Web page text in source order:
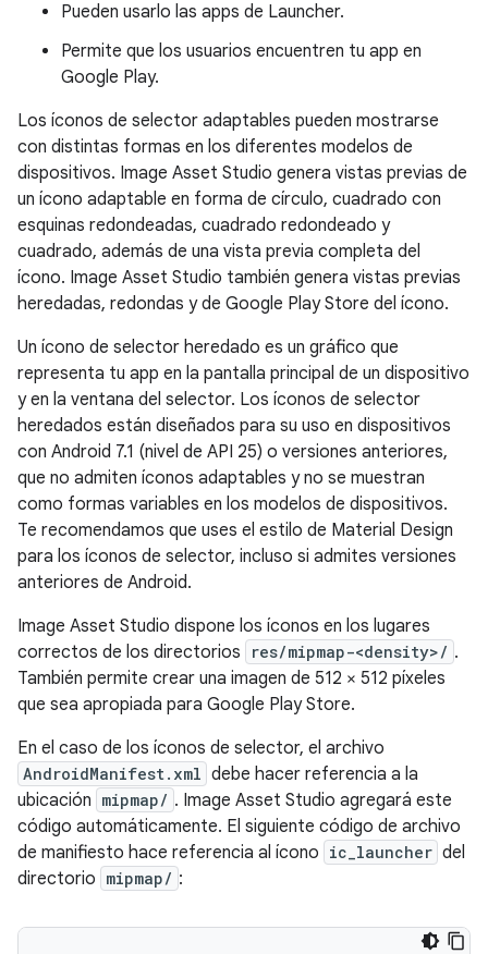
Pueden usarlo las apps de Launcher.
Permite que los usuarios encuentren tu app en
Google Play.
Los íconos de selector adaptables pueden mostrarse
con distintas formas en los diferentes modelos de
dispositivos. Image Asset Studio genera vistas previas de
un ícono adaptable en forma de círculo, cuadrado con
esquinas redondeadas, cuadrado redondeado y
cuadrado, además de una vista previa completa del
ícono. Image Asset Studio también genera vistas previas
heredadas, redondas y de Google Play Store del ícono.
Un ícono de selector heredado es un gráfico que
representa tu app en la pantalla principal de un dispositivo
y en la ventana del selector. Los íconos de selector
heredados están diseñados para su uso en dispositivos
con Android 7.1 (nivel de API 25) o versiones anteriores,
que no admiten íconos adaptables y no se muestran
como formas variables en los modelos de dispositivos.
Te recomendamos que uses el estilo de Material Design
para los íconos de selector, incluso si admites versiones
anteriores de Android.
Image Asset Studio dispone los íconos en los lugares
correctos de los directorios
res/mipmap-<density>/ .
También permite crear una imagen de 512 × 512 píxeles
que sea apropiada para Google Play Store.
En el caso de los íconos de selector, el archivo
AndroidManifest.xml debe hacer referencia a la
ubicación mipmap/ . Image Asset Studio agregará este
código automáticamente. El siguiente código de archivo
de manifiesto hace referencia al ícono ic_launcher del
directorio mipmap/ :